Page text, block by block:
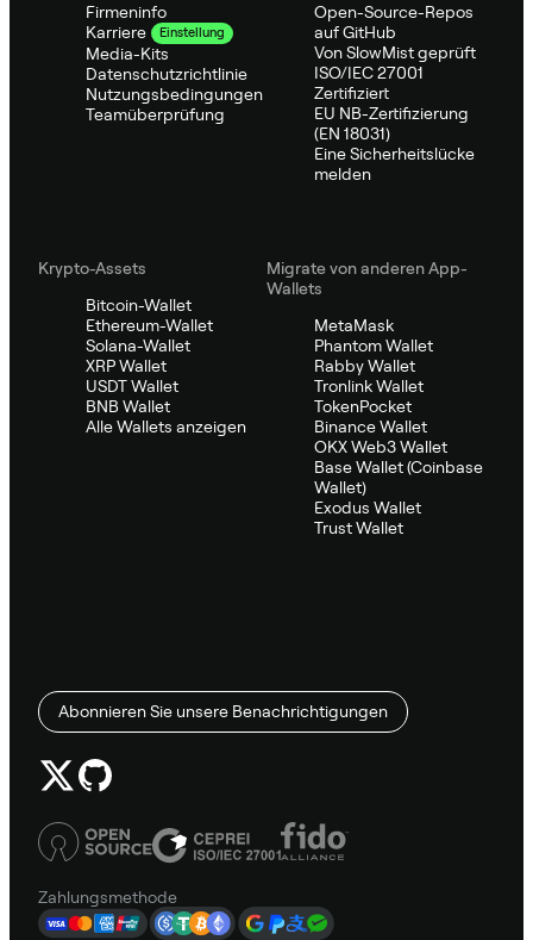
Firmeninfo
Karriere
Einstellung
Media-Kits
Datenschutzrichtlinie
Nutzungsbedingungen
Teamüberprüfung
Open-Source-Repos
auf GitHub
Von SlowMist geprüft
ISO/IEC 27001
Zertifiziert
EU NB-Zertifizierung
(EN 18031)
Eine Sicherheitslücke
melden
Krypto-Assets
Bitcoin-Wallet
Ethereum-Wallet
Solana-Wallet
XRP Wallet
USDT Wallet
BNB Wallet
Alle Wallets anzeigen
Migrate von anderen App-
Wallets
MetaMask
Phantom Wallet
Rabby Wallet
Tronlink Wallet
TokenPocket
Binance Wallet
OKX Web3 Wallet
Base Wallet (Coinbase
Wallet)
Exodus Wallet
Trust Wallet
Abonnieren Sie unsere Benachrichtigungen
Zahlungsmethode